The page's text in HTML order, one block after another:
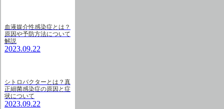
血液媒介性感染症とは？
原因や予防方法について
解説
2023.09.22
シトロバクターとは？真
正細菌感染症の原因と症
状について
2023.09.22